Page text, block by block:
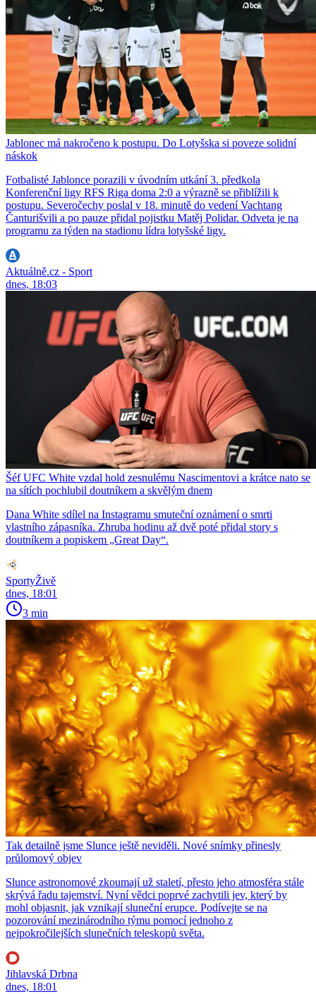
Jablonec má nakročeno k postupu. Do Lotyšska si poveze solidní
náskok
Fotbalisté Jablonce porazili v úvodním utkání 3. předkola
Konferenční ligy RFS Riga doma 2:0 a výrazně se přiblížili k
postupu. Severočechy poslal v 18. minutě do vedení Vachtang
Čanturišvili a po pauze přidal pojistku Matěj Polidar. Odveta je na
programu za týden na stadionu lídra lotyšské ligy.
Aktuálně.cz - Sport
dnes, 18:03
Šéf UFC White vzdal hold zesnulému Nascimentovi a krátce nato se
na sítích pochlubil doutníkem a skvělým dnem
Dana White sdílel na Instagramu smuteční oznámení o smrti
vlastního zápasníka. Zhruba hodinu až dvě poté přidal story s
doutníkem a popiskem „Great Day“.
SportyŽivě
dnes, 18:01
3 min
Tak detailně jsme Slunce ještě neviděli. Nové snímky přinesly
průlomový objev
Slunce astronomové zkoumají už staletí, přesto jeho atmosféra stále
skrývá řadu tajemství. Nyní vědci poprvé zachytili jev, který by
mohl objasnit, jak vznikají sluneční erupce. Podívejte se na
pozorování mezinárodního týmu pomocí jednoho z
nejpokročilejších slunečních teleskopů světa.
Jihlavská Drbna
dnes, 18:01